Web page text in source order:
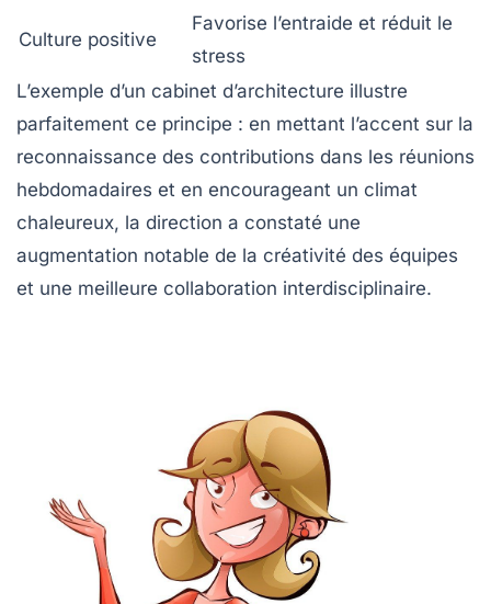
Culture positive
Favorise l’entraide et réduit le
stress
L’exemple d’un cabinet d’architecture illustre
parfaitement ce principe : en mettant l’accent sur la
reconnaissance des contributions dans les réunions
hebdomadaires et en encourageant un climat
chaleureux, la direction a constaté une
augmentation notable de la créativité des équipes
et une meilleure collaboration interdisciplinaire.